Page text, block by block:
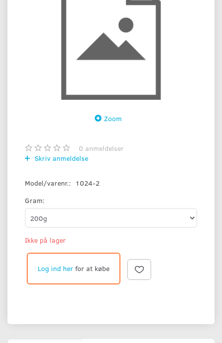
Zoom
0 anmeldelser
Skriv anmeldelse
Model/varenr.:
1024-2
Gram:
Ikke på lager
Log ind her for at købe